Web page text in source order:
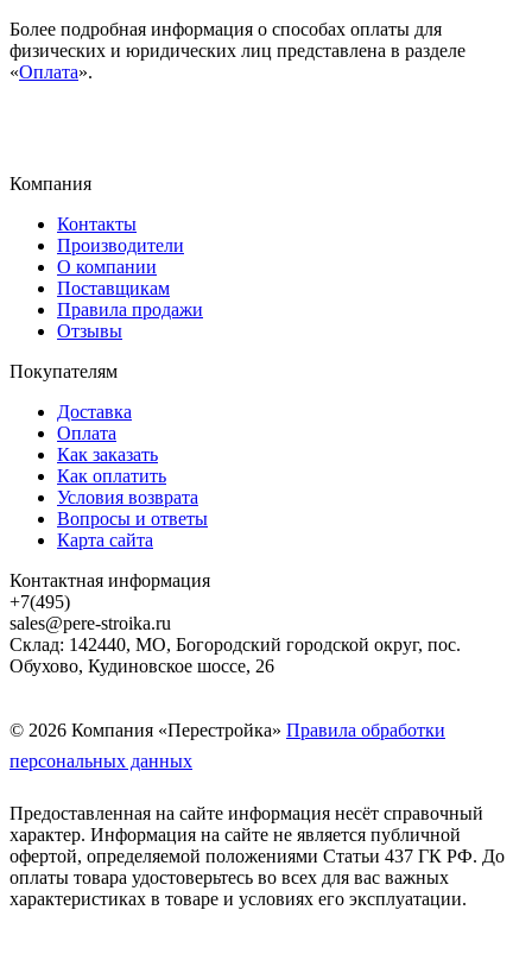
Более подробная информация о способах оплаты для
физических и юридических лиц представлена в разделе
«Оплата».
Компания
Контакты
Производители
О компании
Поставщикам
Правила продажи
Отзывы
Покупателям
Доставка
Оплата
Как заказать
Как оплатить
Условия возврата
Вопросы и ответы
Карта сайта
Контактная информация
+7(495)
sales@pere-stroika.ru
Склад: 142440, МО, Богородский городской округ, пос.
Обухово, Кудиновское шоссе, 26
© 2026 Компания «Перестройка» Правила обработки
персональных данных
Предоставленная на сайте информация несёт справочный
характер. Информация на сайте не является публичной
офертой, определяемой положениями Статьи 437 ГК РФ. До
оплаты товара удостоверьтесь во всех для вас важных
характеристиках в товаре и условиях его эксплуатации.